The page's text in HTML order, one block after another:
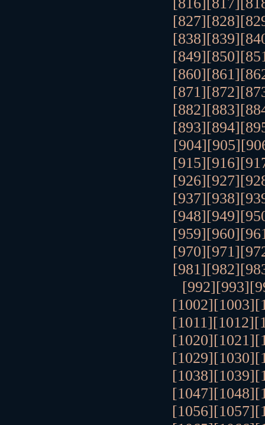
[816] [817]
[827][828]
[838][839]
[849][850]
[860][861]
[871][872]
[882][883]
[893][894]
[904][905]
[915][916]
[926][927]
[937][938]
[948][949]
[959][960]
[970][971]
[981][982]
[992][993]
[1002][1003]
[1011][1012]
[1020][1021]
[1029][1030]
[1038][1039]
[1047][1048]
[1056][1057]